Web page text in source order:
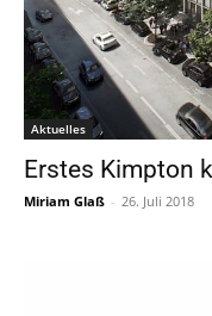
Aktuelles
Erstes Kimpton
Miriam Glaß - 26. Juli 2018